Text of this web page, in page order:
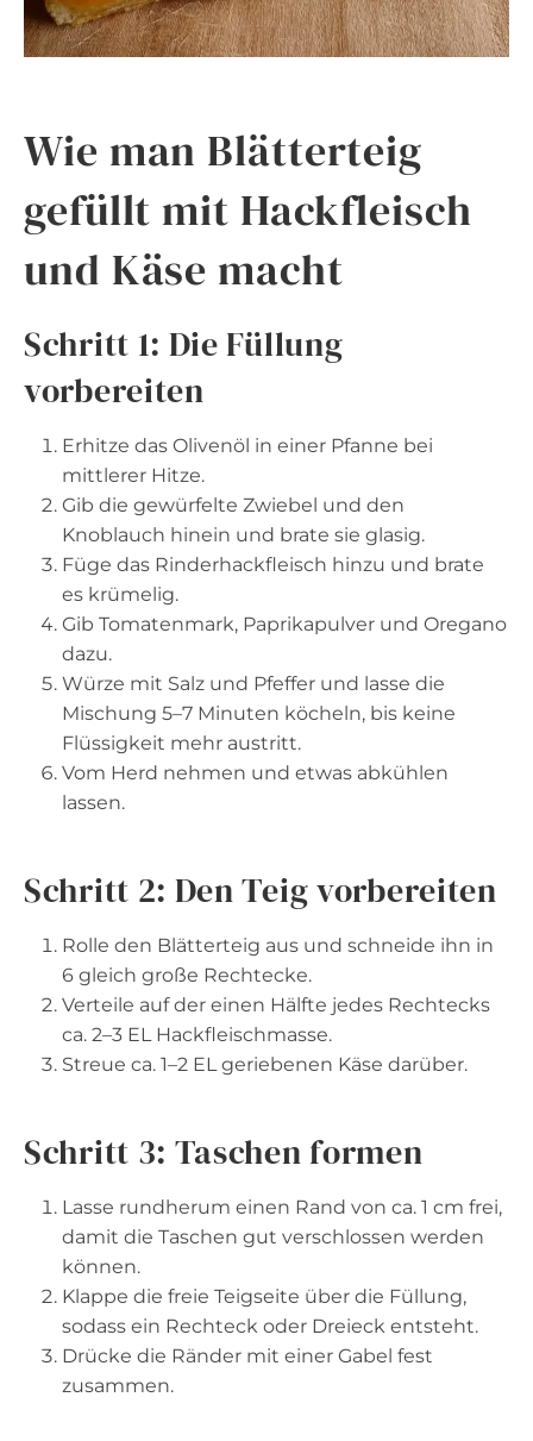
Wie man Blätterteig
gefüllt mit Hackfleisch
und Käse macht
Schritt 1: Die Füllung
vorbereiten
Erhitze das Olivenöl in einer Pfanne bei
mittlerer Hitze.
Gib die gewürfelte Zwiebel und den
Knoblauch hinein und brate sie glasig.
Füge das Rinderhackfleisch hinzu und brate
es krümelig.
Gib Tomatenmark, Paprikapulver und Oregano
dazu.
Würze mit Salz und Pfeffer und lasse die
Mischung 5–7 Minuten köcheln, bis keine
Flüssigkeit mehr austritt.
Vom Herd nehmen und etwas abkühlen
lassen.
Schritt 2: Den Teig vorbereiten
Rolle den Blätterteig aus und schneide ihn in
6 gleich große Rechtecke.
Verteile auf der einen Hälfte jedes Rechtecks
ca. 2–3 EL Hackfleischmasse.
Streue ca. 1–2 EL geriebenen Käse darüber.
Schritt 3: Taschen formen
Lasse rundherum einen Rand von ca. 1 cm frei,
damit die Taschen gut verschlossen werden
können.
Klappe die freie Teigseite über die Füllung,
sodass ein Rechteck oder Dreieck entsteht.
Drücke die Ränder mit einer Gabel fest
zusammen.